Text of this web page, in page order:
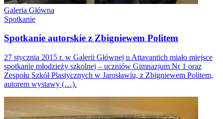
Galeria Główna
Spotkanie
Spotkanie autorskie z Zbigniewem Politem
27 stycznia 2015 r. w Galerii Głównej u Attavantich miało miejsce
spotkanie młodzieży szkolnej – uczniów Gimnazjum Nr 1 oraz
Zespołu Szkół Plastycznych w Jarosławiu, z Zbigniewem Politem,
autorem wystawy (…).